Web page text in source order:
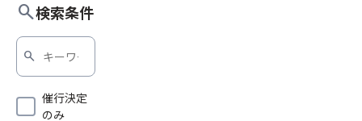
search検索条件
search
催行決定
のみ